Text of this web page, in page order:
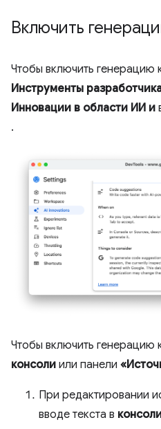
Включить
Чтобы включить генерацию
Инструменты
Инновации в области ИИ и
.
Чтобы включить генерацию
консоли или панели
При редактировании
вводе текста в